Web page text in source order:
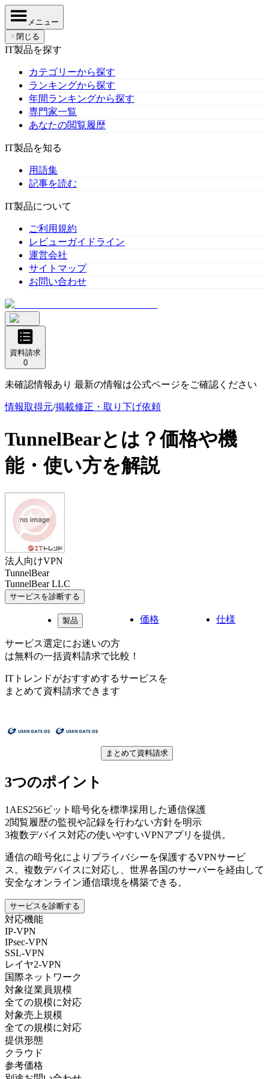
メニュー
✕ 閉じる
IT製品を探す
カテゴリーから探す
ランキングから探す
年間ランキングから探す
専門家一覧
あなたの閲覧履歴
IT製品を知る
用語集
記事を読む
IT製品について
ご利用規約
レビューガイドライン
運営会社
サイトマップ
お問い合わせ
資料請求
0
未確認情報あり 最新の情報は公式ページをご確認ください
情報取得元/掲載修正・取り下げ依頼
TunnelBearとは？価格や機
能・使い方を解説
法人向けVPN
TunnelBear
TunnelBear LLC
サービスを診断する
製品 価格 仕様
サービス選定にお迷いの方
は無料の一括資料請求で比較！
ITトレンドがおすすめするサービスを
まとめて資料請求できます
まとめて資料請求
3つのポイント
1 AES256ビット暗号化を標準採用した通信保護
2閲覧履歴の監視や記録を行わない方針を明示
3複数デバイス対応の使いやすいVPNアプリを提供。
通信の暗号化によりプライバシーを保護するVPNサービ
ス。複数デバイスに対応し、世界各国のサーバーを経由して
安全なオンライン通信環境を構築できる。
サービスを診断する
対応機能
IP-VPN
IPsec-VPN
SSL-VPN
レイヤ2-VPN
国際ネットワーク
対象従業員規模
全ての規模に対応
対象売上規模
全ての規模に対応
提供形態
クラウド
参考価格